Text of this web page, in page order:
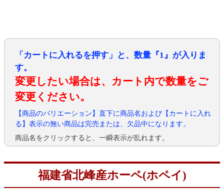
「カートに入れるを押す」と、数量『1』が入りま
す。
変更したい場合は、カート内で数量をご
変更ください。
【商品のバリエーション】直下に商品名および【カートに入れ
る】表示の無い商品は完売または、欠品中になります。
商品名をクリックすると、一瞬表示が乱れます。
福建省北峰産ホーペ(ホペイ)